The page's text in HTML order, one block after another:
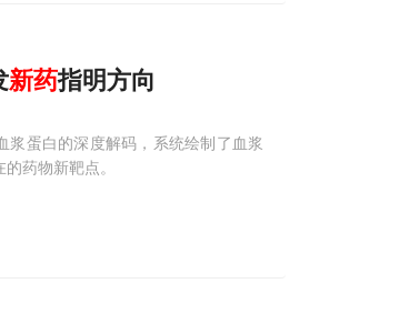
新药指明方向
浆蛋白的深度解码，系统绘制了血浆
药物新靶点。